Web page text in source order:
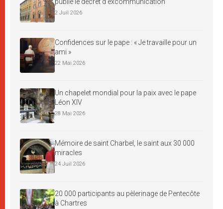
2 Juil 2026
Confidences sur le pape : « Je travaille pour un
ami »
22 Mai 2026
Un chapelet mondial pour la paix avec le pape
Léon XIV
28 Mai 2026
Mémoire de saint Charbel, le saint aux 30 000
miracles
24 Juil 2026
20 000 participants au pèlerinage de Pentecôte
à Chartres